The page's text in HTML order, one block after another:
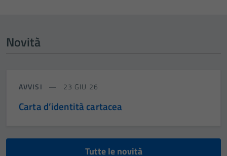
Novità
AVVISI 23 GIU 26
Carta d’identità cartacea
Tutte le novità